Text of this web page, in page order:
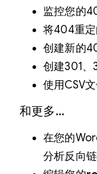
监控您的
将404重定
创建新的
创建301、
使用CSV
和更多…
在您的
分析反向